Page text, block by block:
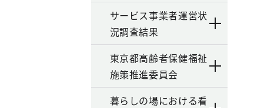
サービス事業者運営状
況調査結果
東京都高齢者保健福祉
施策推進委員会
暮らしの場における看